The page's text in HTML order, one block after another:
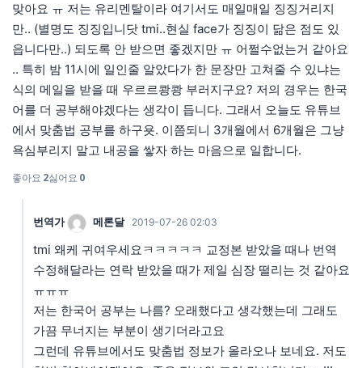
맞아요 ㅠ 저는 유리멘탈이라 여기서도 매일매일 징징거리지
만.. (별명도 징징입니닷 tmi..현실 face가 징징이 닮은 점도 있
읍니다만..) 되도록 안 받으면 좋겠지만 ㅠ 어쩔수없는거 같아요
.. 특히 밤 11시에 일인줄 알았다가 한 문장만 고쳐줄 수 있냐는
식의 메일을 받을 때 우르르쾅쾅 부러지구요? 저의 경우는 한국
어를 더 공부해야겠다는 생각이 듭니다. 그래서 오늘도 유튜브
에서 맞춤법 공부를 하구욧. 이쯤되니 3개월에서 6개월은 그냥
욕심부리지 말고 내공을 쌓자 하는 마음으로 일합니다.
좋아요 2싫어요 0
번역가 메론달 2019-07-26 02:03
tmi 왜케 귀여우세요ㅋㅋㅋㅋㅋ 교정본 받았을 때나 번역
수정해달라는 연락 받았을 때가 제일 심장 떨리는 것 같아요
ㅠㅠㅠ
저는 한국어 공부는 나름? 오래했다고 생각했는데 그래도
가끔 무너지는 부분이 생기더라고요
그런데 유튜브에서도 맞춤법 정보가 올라오나 보네요. 저도